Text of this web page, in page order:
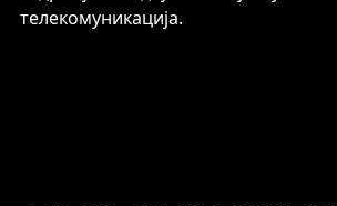
телекомуникација.